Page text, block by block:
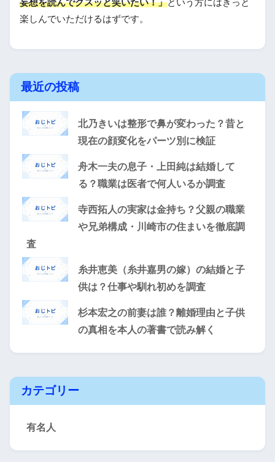
妄想を読んでクスッと笑いたい！」という方にはきっと
楽しんでいただけるはずです。
最近の投稿
北乃きいは整形で鼻が変わった？昔と
現在の顔変化をパーツ別に検証
舟木一夫の息子・上田純は結婚して
る？職業は医者で何人いるか調査
寺西拓人の実家は金持ち？父親の職業
や兄弟構成・川崎市の住まいを徹底調
査
糸井恵美（糸井嘉男の嫁）の結婚と子
供は？仕事や馴れ初めを調査
杉本宏之の前妻は誰？離婚理由と子供
の真相を本人の著書で読み解く
カテゴリー
有名人